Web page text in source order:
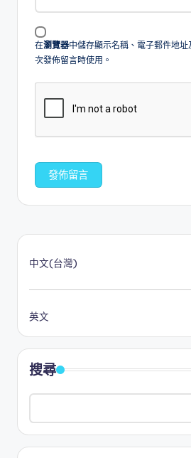
在瀏覽器中儲存顯示名稱、電子郵件地
次發佈留言時使用。
中文(台灣)
英文
搜尋